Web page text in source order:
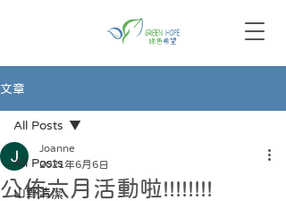
文章
All Posts
山野清潔
All Posts
公佈六月活動啦!!!!!!!!
Joanne
2021年6月6日